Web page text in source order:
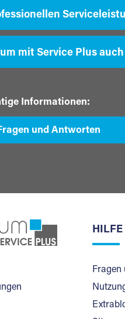
mit Service Plus
Informationen:
und Antworten
HILFE